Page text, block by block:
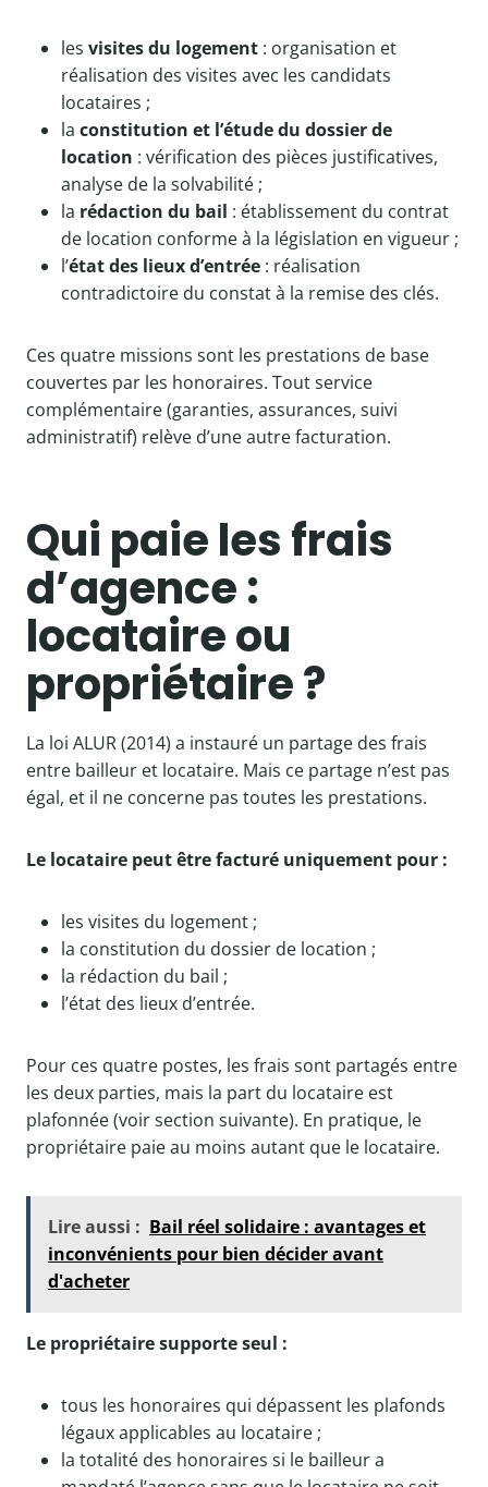
les visites du logement : organisation et
réalisation des visites avec les candidats
locataires ;
la constitution et l’étude du dossier de
location : vérification des pièces justificatives,
analyse de la solvabilité ;
la rédaction du bail : établissement du contrat
de location conforme à la législation en vigueur ;
l’état des lieux d’entrée : réalisation
contradictoire du constat à la remise des clés.
Ces quatre missions sont les prestations de base
couvertes par les honoraires. Tout service
complémentaire (garanties, assurances, suivi
administratif) relève d’une autre facturation.
Qui paie les frais
d’agence :
locataire ou
propriétaire ?
La loi ALUR (2014) a instauré un partage des frais
entre bailleur et locataire. Mais ce partage n’est pas
égal, et il ne concerne pas toutes les prestations.
Le locataire peut être facturé uniquement pour :
les visites du logement ;
la constitution du dossier de location ;
la rédaction du bail ;
l’état des lieux d’entrée.
Pour ces quatre postes, les frais sont partagés entre
les deux parties, mais la part du locataire est
plafonnée (voir section suivante). En pratique, le
propriétaire paie au moins autant que le locataire.
Lire aussi : Bail réel solidaire : avantages et
inconvénients pour bien décider avant
d'acheter
Le propriétaire supporte seul :
tous les honoraires qui dépassent les plafonds
légaux applicables au locataire ;
la totalité des honoraires si le bailleur a